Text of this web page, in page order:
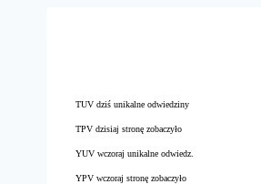
TUV dziś unikalne odwiedziny
TPV dzisiaj stronę zobaczyło
YUV wczoraj unikalne odwiedz.
YPV wczoraj stronę zobaczyło